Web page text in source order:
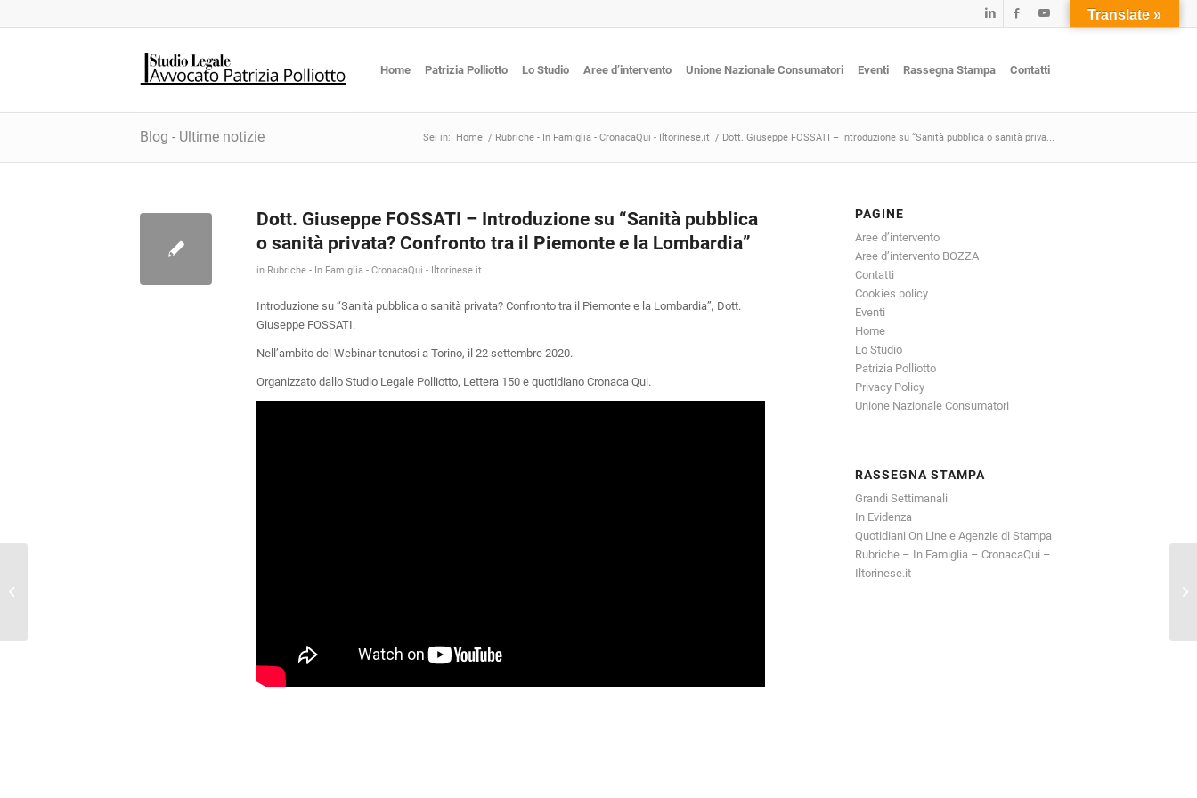
Home Patrizia Polliotto Lo Studio Aree d’intervento Unione Nazionale Consumatori Eventi Rassegna Stampa Contatti
Blog - Ultime notizie Sei in: Home / Rubriche - In Famiglia - CronacaQui - Iltorinese.it / Dott. Giuseppe FOSSATI – Introduzione su “Sanità pubblica o sanità priva...
Dott. Giuseppe FOSSATI – Introduzione su “Sanità pubblica
o sanità privata? Confronto tra il Piemonte e la Lombardia”
in Rubriche - In Famiglia - CronacaQui - Iltorinese.it
Introduzione su “Sanità pubblica o sanità privata? Confronto tra il Piemonte e la Lombardia”, Dott.
Giuseppe FOSSATI.
Nell’ambito del Webinar tenutosi a Torino, il 22 settembre 2020.
Organizzato dallo Studio Legale Polliotto, Lettera 150 e quotidiano Cronaca Qui.
PAGINE
Aree d’intervento
Aree d’intervento BOZZA
Contatti
Cookies policy
Eventi
Home
Lo Studio
Patrizia Polliotto
Privacy Policy
Unione Nazionale Consumatori
RASSEGNA STAMPA
Grandi Settimanali
In Evidenza
Quotidiani On Line e Agenzie di Stampa
Rubriche – In Famiglia – CronacaQui –
Iltorinese.it
Translate »